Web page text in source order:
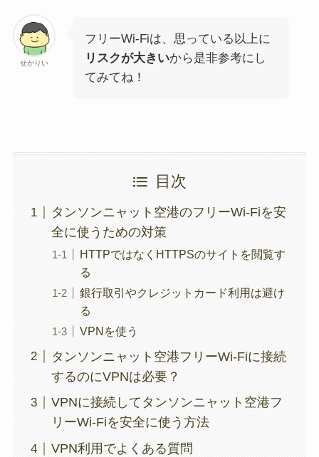
せかりい
フリーWi-Fiは、思っている以上に
リスクが大きいから是非参考にし
てみてね！
目次
タンソンニャット空港のフリーWi-Fiを安
全に使うための対策
HTTPではなくHTTPSのサイトを閲覧す
る
銀行取引やクレジットカード利用は避け
る
VPNを使う
タンソンニャット空港フリーWi-Fiに接続
するのにVPNは必要？
VPNに接続してタンソンニャット空港フ
リーWi-Fiを安全に使う方法
VPN利用でよくある質問